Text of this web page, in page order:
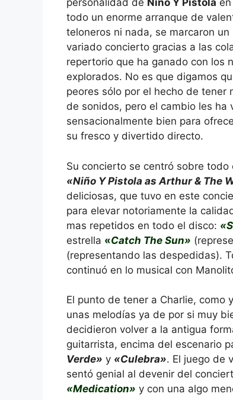
personalidad de Niño Y Pistola
todo un enorme arranque de
teloneros ni nada, se marcaron
variado concierto gracias a las
repertorio que ha ganado con los
explorados. No es que digamos
peores sólo por el hecho de tener
de sonidos, pero el cambio les ha
sensacionalmente bien para
su fresco y divertido directo.
Su concierto se centró sobre todo
«Niño Y Pistola as Arthur & The
deliciosas, que tuvo en este
para elevar notoriamente la
mas repetidos en todo el disco:
estrella «Catch The Sun»
(representando las despedidas).
continuó en lo musical con
El punto de tener a Charlie, como
unas melodías ya de por si muy
decidieron volver a la antigua
guitarrista, encima del escenario
Verde» y «Culebra». El juego de
sentó genial al devenir del
«Medication» y con una algo